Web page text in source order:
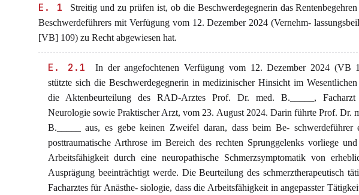
E. 1
Streitig und zu prüfen ist, ob die Beschwerdegegnerin das Rentenbegehren
Beschwerdeführers mit Verfügung vom 12. Dezember 2024 (Vernehm-
[VB] 109) zu Recht abgewiesen hat.
E. 2.1
In der angefochtenen Verfügung vom 12. Dezember 2024 (VB
stützte sich die Beschwerdegegnerin in medizinischer Hinsicht im
die Aktenbeurteilung des RAD-Arztes Prof. Dr. med. B._____,
Neurologie sowie Praktischer Arzt, vom 23. August 2024. Darin führte Prof. Dr.
B._____ aus, es gebe keinen Zweifel daran, dass beim Be- schwerdeführer
posttraumatische Arthrose im Bereich des rechten Sprunggelenks vorliege
Arbeitsfähigkeit durch eine neuropathische Schmerzsymptomatik von
Ausprägung beeinträchtigt werde. Die Beurteilung des schmerztherapeutisch
Facharztes für Anästhe- siologie, dass die Arbeitsfähigkeit in angepasster